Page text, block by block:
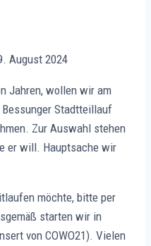
August 2024
Jahren, wollen wir am
Stadtteillauf
Zur Auswahl stehen
er will. Hauptsache wir
möchte, bitte per
starten wir in
von COWO21). Vielen